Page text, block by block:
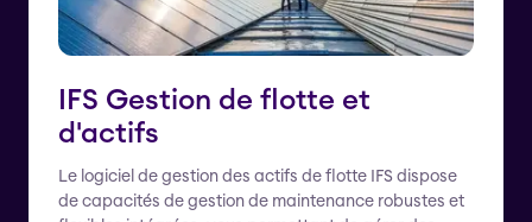
IFS Gestion de flotte et
d'actifs
Le logiciel de gestion des actifs de flotte IFS dispose
de capacités de gestion de maintenance robustes et